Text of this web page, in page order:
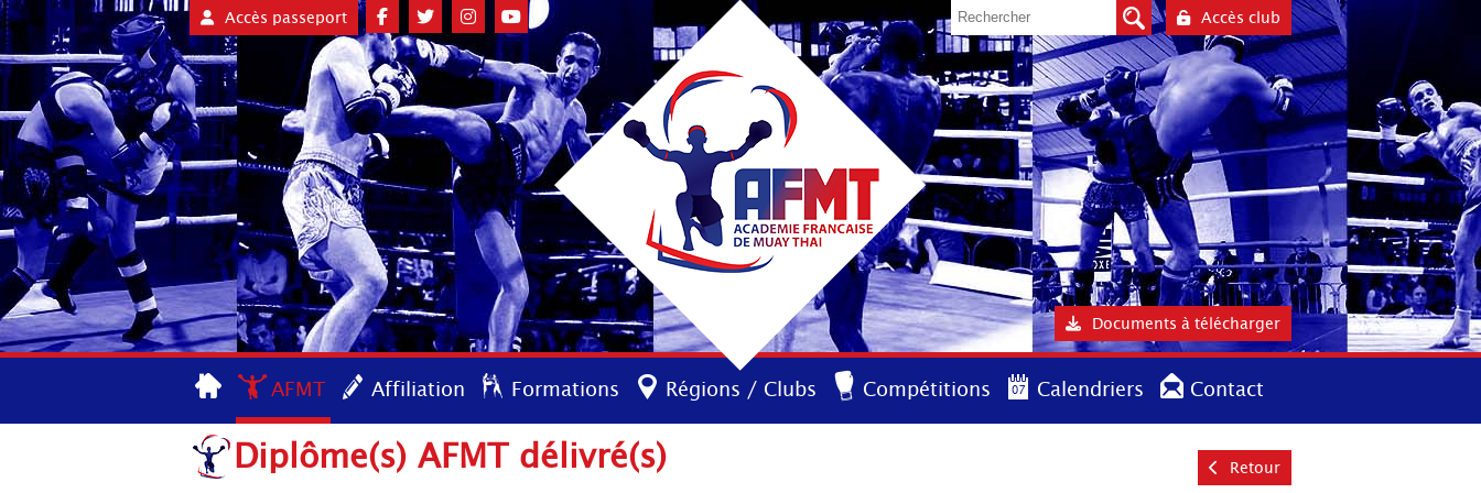
Accès passeport Accès club
Documents à télécharger
AFMT Affiliation Formations Régions / Clubs Compétitions Calendriers Contact
Diplôme(s) AFMT délivré(s) Retour